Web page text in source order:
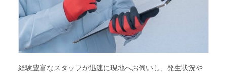
経験豊富なスタッフが迅速に現地へお伺いし、発生状況や